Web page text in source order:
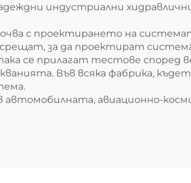
индустриални
с проектирането на
за да проектират
се прилагат тестове според
Във всяка фабрика,
авиационно-